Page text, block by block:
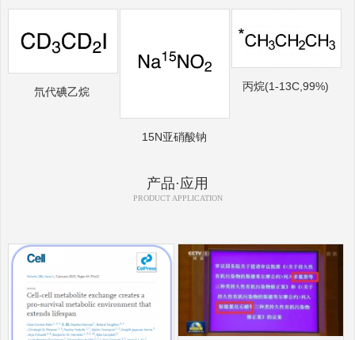
氘代碘乙烷
15N亚硝酸钠
丙烷(1-13C,99%)
产品·应用
PRODUCT APPLICATION